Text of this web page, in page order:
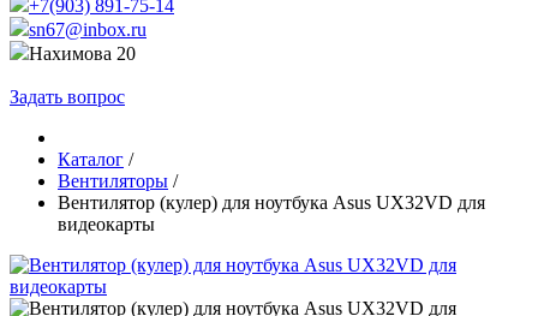
+7(903) 891-75-14
sn67@inbox.ru
Нахимова 20
Задать вопрос
Каталог /
Вентиляторы /
Вентилятор (кулер) для ноутбука Asus UX32VD для
видеокарты